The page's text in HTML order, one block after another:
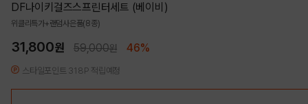
DF나이키걸즈스프린터세트 (베이비)
위클리특가+랜덤사은품(8종)
31,800원 59,000원 46%
스타일포인트 318P 적립예정